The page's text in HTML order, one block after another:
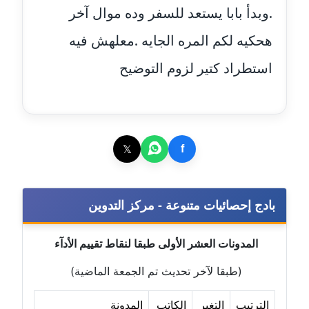
مدونة ايمان النادي
عاملة
مدونة ايمان عبد الحليم
مدونة ايمان عماد
عاملة
مدونة ايمان قادري
مدونة ايمن موسي
.وبدأ بابا يستعد للسفر وده موال آخر
هحكيه لكم المره الجايه .معلهش فيه
استطراد كتير لزوم التوضيح
f
𝕏
بادج إحصائيات متنوعة - مركز التدوين
المدونات العشر الأولى طبقا لنقاط تقييم الأدآء
(طبقا لآخر تحديث تم الجمعة الماضية)
الترتيب التغير الكاتب المدونة